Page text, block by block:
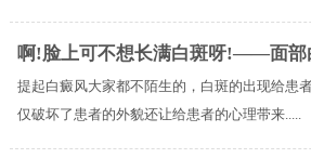
啊!脸上可不想长满白斑呀!——面部
提起白癜风大家都不陌生的，白斑的出现给患
仅破坏了患者的外貌还让给患者的心理带来.....